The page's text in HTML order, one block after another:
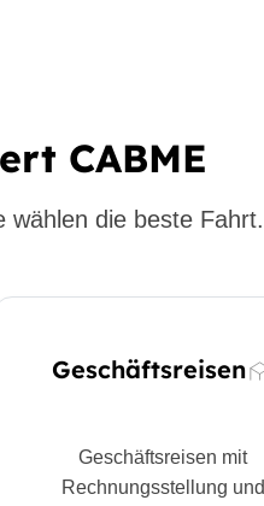
CABME
wählen die beste Fahrt.
Geschäftsreisen
Geschäftsreisen mit
Rechnungsstellung und